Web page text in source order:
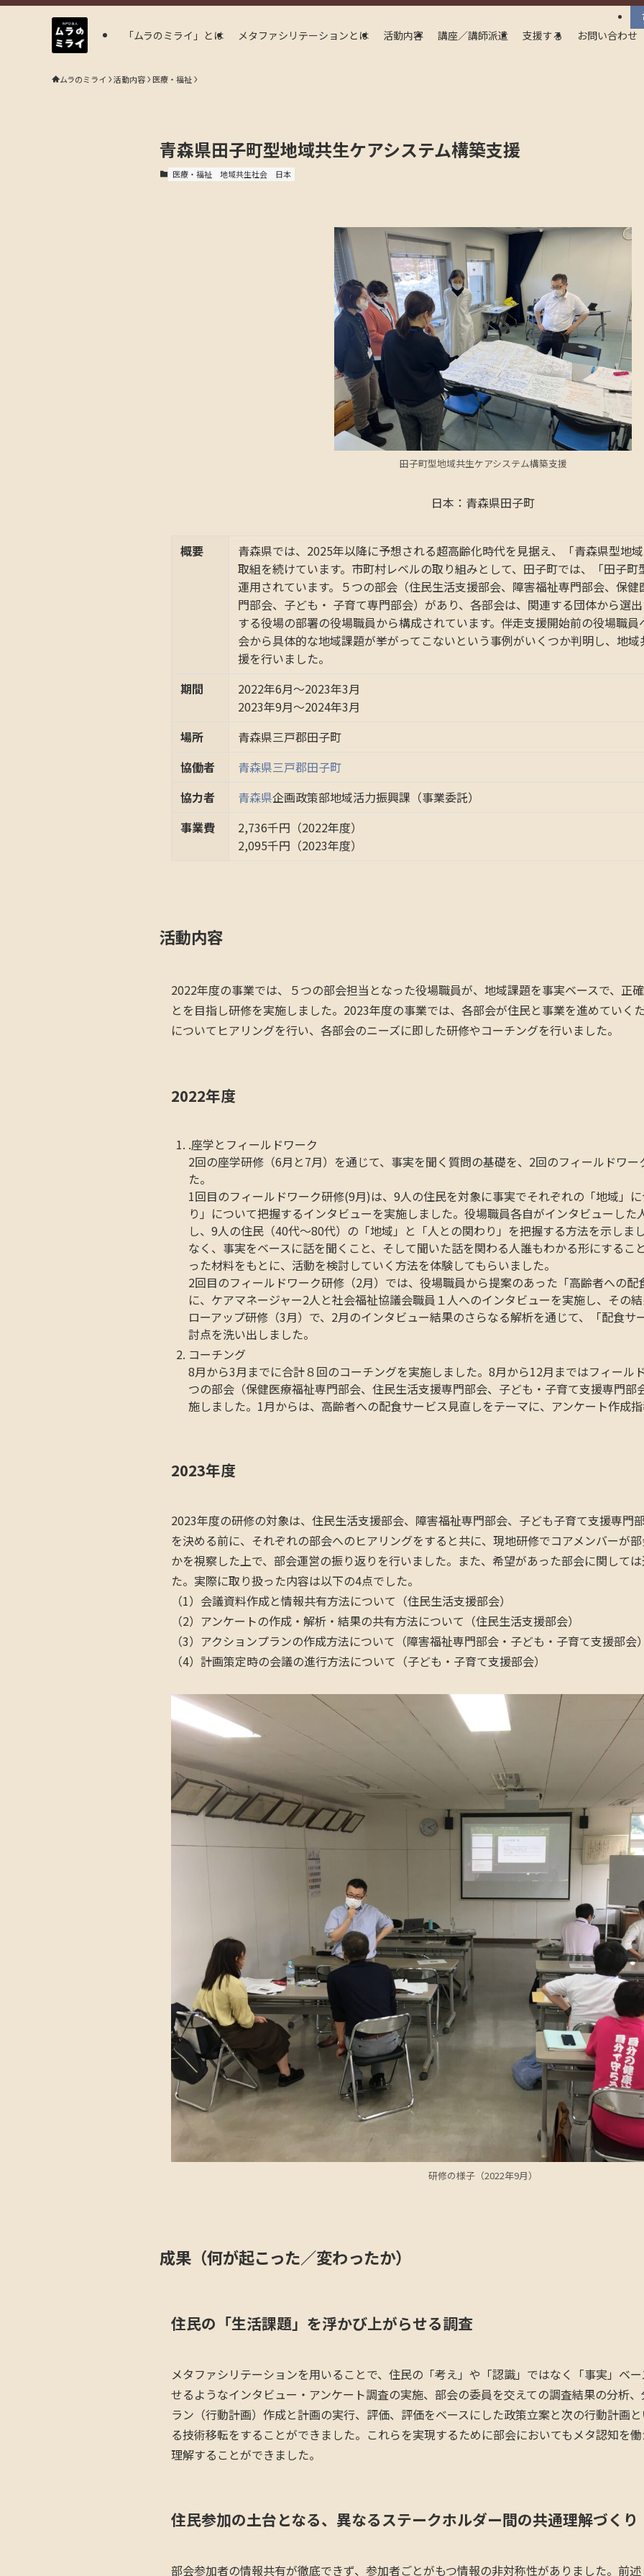
「ムラのミライ」とは メタファシリテーションとは 活動内容 講座／講師派遣 支援する お問い合わせ
ムラのミライ 活動内容 医療・福祉
青森県田子町型地域共生ケアシステム構築支援
医療・福祉 地域共生社会 日本
田子町型地域共生ケアシステム構築支援
日本：青森県田子町
概要
青森県では、2025年以降に予想される超高齢化時代を見据え、「青森県型地
取組を続けています。市町村レベルの取り組みとして、田子町では、「田子
運用されています。５つの部会（住民生活支援部会、障害福祉専門部会、保
門部会、子ども・ 子育て専門部会）があり、各部会は、関連する団体から選
する役場の部署の役場職員から構成されています。伴走支援開始前の役場職
会から具体的な地域課題が挙がってこないという事例がいくつか判明し、地
援を行いました。
期間
2022年6月～2023年3月
2023年9月～2024年3月
場所
青森県三戸郡田子町
協働者
青森県三戸郡田子町
協力者
青森県企画政策部地域活力振興課（事業委託）
事業費
2,736千円（2022年度）
2,095千円（2023年度）
活動内容
2022年度の事業では、５つの部会担当となった役場職員が、地域課題を事実ベースで、正
とを目指し研修を実施しました。2023年度の事業では、各部会が住民と事業を進めていく
についてヒアリングを行い、各部会のニーズに即した研修やコーチングを行いました。
2022年度
.座学とフィールドワーク
2回の座学研修（6月と7月）を通じて、事実を聞く質問の基礎を、2回のフィールドワ
た。
1回目のフィールドワーク研修(9月)は、9人の住民を対象に事実でそれぞれの「地域」
り」について把握するインタビューを実施しました。役場職員各自がインタビューした
し、9人の住民（40代〜80代）の「地域」と「人との関わり」を把握する方法を示しま
なく、事実をベースに話を聞くこと、そして聞いた話を関わる人誰もわかる形にするこ
った材料をもとに、活動を検討していく方法を体験してもらいました。
2回目のフィールドワーク研修（2月）では、役場職員から提案のあった「高齢者への
に、ケアマネージャー2人と社会福祉協議会職員１人へのインタビューを実施し、その
ローアップ研修（3月）で、2月のインタビュー結果のさらなる解析を通じて、「配食サ
討点を洗い出しました。
コーチング
8月から3月までに合計８回のコーチングを実施しました。8月から12月まではフィール
つの部会（保健医療福祉専門部会、住民生活支援専門部会、子ども・子育て支援専門部
施しました。1月からは、高齢者への配食サービス見直しをテーマに、アンケート作成
2023年度
2023年度の研修の対象は、住民生活支援部会、障害福祉専門部会、子ども子育て支援専門
を決める前に、それぞれの部会へのヒアリングをすると共に、現地研修でコアメンバーが
かを視察した上で、部会運営の振り返りを行いました。また、希望があった部会に関して
た。実際に取り扱った内容は以下の4点でした。
（1）会議資料作成と情報共有方法について（住民生活支援部会）
（2）アンケートの作成・解析・結果の共有方法について（住民生活支援部会）
（3）アクションプランの作成方法について（障害福祉専門部会・子ども・子育て支援部会
（4）計画策定時の会議の進行方法について（子ども・子育て支援部会）
研修の様子（2022年9月）
成果（何が起こった／変わったか）
住民の「生活課題」を浮かび上がらせる調査
メタファシリテーションを用いることで、住民の「考え」や「認識」ではなく「事実」ベ
せるようなインタビュー・アンケート調査の実施、部会の委員を交えての調査結果の分析
ラン（行動計画）作成と計画の実行、評価、評価をベースにした政策立案と次の行動計画
る技術移転をすることができました。これらを実現するために部会においてもメタ認知を
理解することができました。
住民参加の土台となる、異なるステークホルダー間の共通理解づくり
部会参加者の情報共有が徹底できず、参加者ごとがもつ情報の非対称性がありました。前